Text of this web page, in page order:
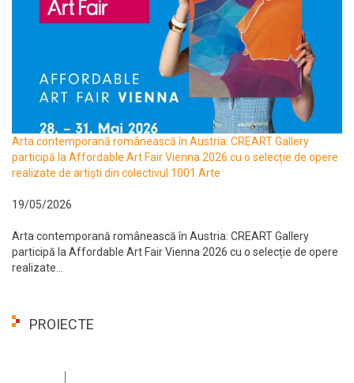
Arta contemporană românească în Austria: CREART Gallery
participă la Affordable Art Fair Vienna 2026 cu o selecție de opere
realizate de artiști din colectivul 1001 Arte
19/05/2026
Arta contemporană românească în Austria: CREART Gallery
participă la Affordable Art Fair Vienna 2026 cu o selecție de opere
realizate...
PROIECTE